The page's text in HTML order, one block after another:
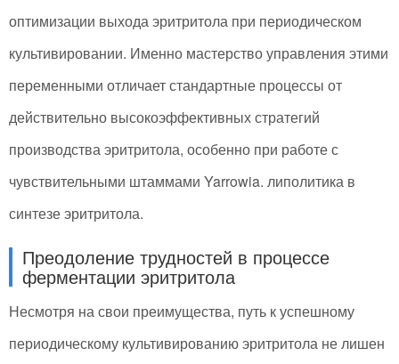
оптимизации выхода эритритола при периодическом
культивировании. Именно мастерство управления этими
переменными отличает стандартные процессы от
действительно высокоэффективных стратегий
производства эритритола, особенно при работе с
чувствительными штаммами Yarrowia. липолитика в
синтезе эритритола.
Преодоление трудностей в процессе
ферментации эритритола
Несмотря на свои преимущества, путь к успешному
периодическому культивированию эритритола не лишен